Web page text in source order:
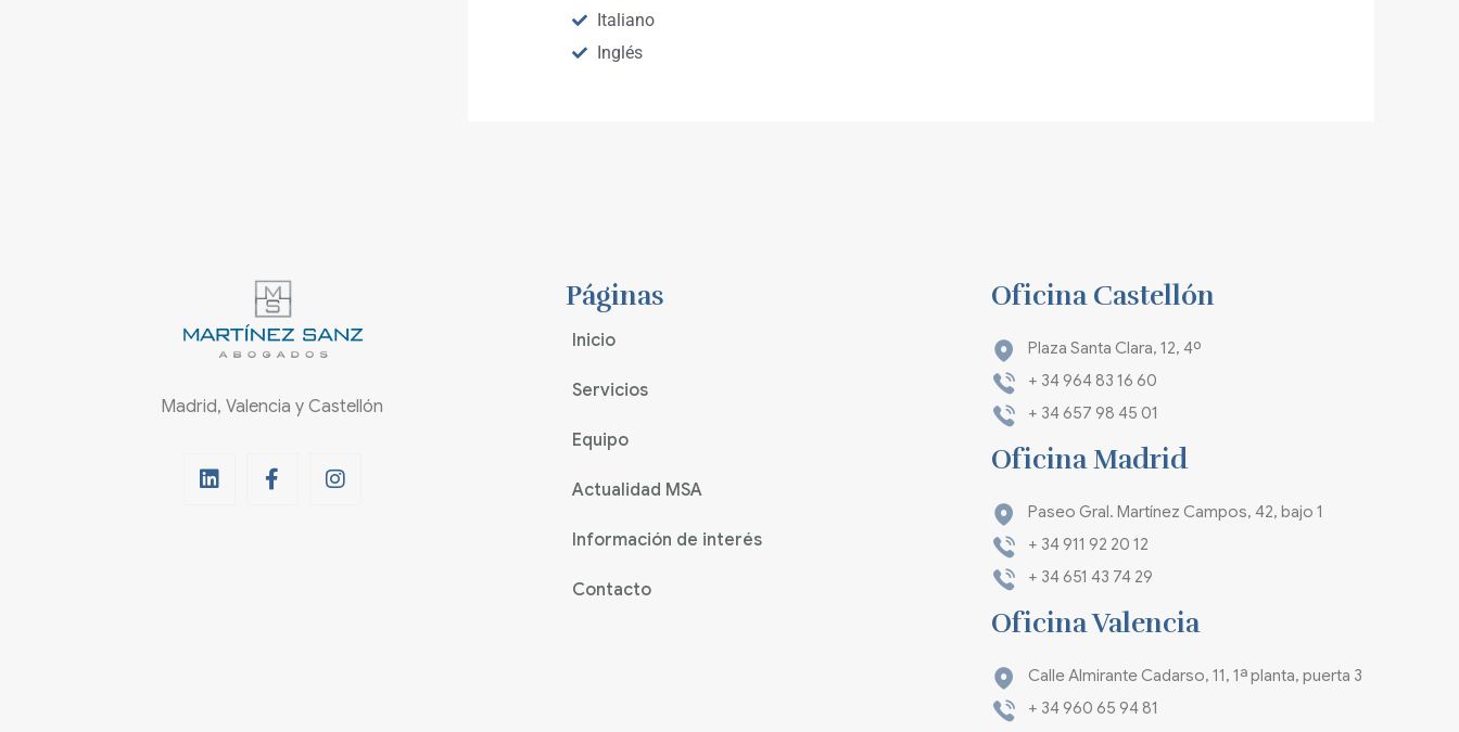
Italiano
Inglés
Madrid, Valencia y Castellón
Páginas
Inicio
Servicios
Equipo
Actualidad MSA
Información de interés
Contacto
Oficina Castellón
Plaza Santa Clara, 12, 4º
+ 34 964 83 16 60
+ 34 657 98 45 01
Oficina Madrid
Paseo Gral. Martínez Campos, 42, bajo 1
+ 34 911 92 20 12
+ 34 651 43 74 29
Oficina Valencia
Calle Almirante Cadarso, 11, 1ª planta, puerta 3
+ 34 960 65 94 81